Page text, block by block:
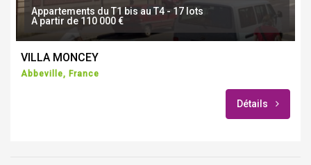
Appartements du T1 bis au T4 - 17 lots
A partir de 110 000 €
VILLA MONCEY
Abbeville, France
Détails